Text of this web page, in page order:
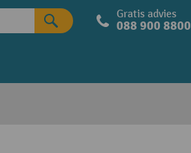
Gratis advies
088 900 8800